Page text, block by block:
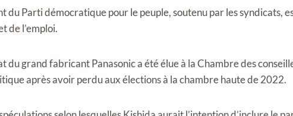
du Parti démocratique pour le peuple, soutenu par les syndicats,
de l’emploi.
du grand fabricant Panasonic a été élue à la Chambre des
après avoir perdu aux élections à la chambre haute de 2022.